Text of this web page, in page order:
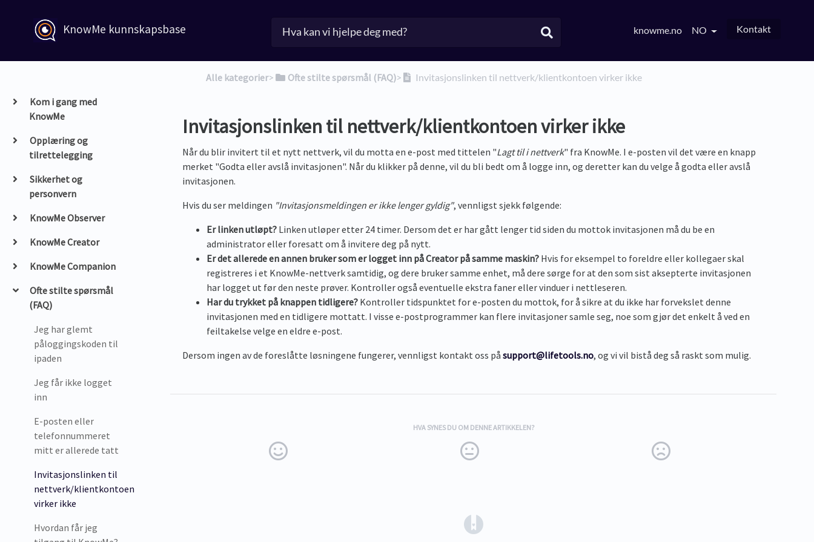
KnowMe kunnskapsbase knowme.no NO Kontakt
Kom i gang med
KnowMe
Opplæring og
tilrettelegging
Sikkerhet og
personvern
KnowMe Observer
KnowMe Creator
KnowMe Companion
Ofte stilte spørsmål
(FAQ)
Jeg har glemt
påloggingskoden til
ipaden
Jeg får ikke logget
inn
E-posten eller
telefonnummeret
mitt er allerede tatt
Invitasjonslinken til
nettverk/klientkontoen
virker ikke
Hvordan får jeg
Alle kategorier​>​ ​Ofte stilte spørsmål (FAQ)​>​ Invitasjonslinken til nettverk/klientkontoen virker ikke
Invitasjonslinken til nettverk/klientkontoen virker ikke
Når du blir invitert til et nytt nettverk, vil du motta en e-post med tittelen "Lagt til i nettverk" fra KnowMe. I e-posten vil det være en knapp
merket "Godta eller avslå invitasjonen". Når du klikker på denne, vil du bli bedt om å logge inn, og deretter kan du velge å godta eller avslå
invitasjonen.
Hvis du ser meldingen "Invitasjonsmeldingen er ikke lenger gyldig", vennligst sjekk følgende:
Er linken utløpt? Linken utløper etter 24 timer. Dersom det er har gått lenger tid siden du mottok invitasjonen må du be en
administrator eller foresatt om å invitere deg på nytt.
Er det allerede en annen bruker som er logget inn på Creator på samme maskin? Hvis for eksempel to foreldre eller kollegaer skal
registreres i et KnowMe-nettverk samtidig, og dere bruker samme enhet, må dere sørge for at den som sist aksepterte invitasjonen
har logget ut før den neste prøver. Kontroller også eventuelle ekstra faner eller vinduer i nettleseren.
Har du trykket på knappen tidligere? Kontroller tidspunktet for e-posten du mottok, for å sikre at du ikke har forvekslet denne
invitasjonen med en tidligere mottatt. I visse e-postprogrammer kan flere invitasjoner samle seg, noe som gjør det enkelt å ved en
feiltakelse velge en eldre e-post.
Dersom ingen av de foreslåtte løsningene fungerer, vennligst kontakt oss på support@lifetools.no, og vi vil bistå deg så raskt som mulig.
HVA SYNES DU OM DENNE ARTIKKELEN?
(opens in a new tab)